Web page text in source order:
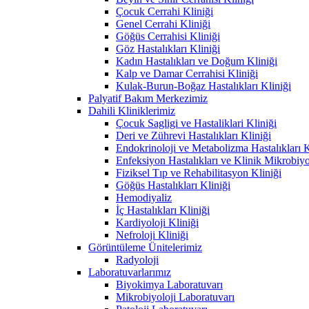
Çocuk Cerrahi Kliniği
Genel Cerrahi Kliniği
Göğüs Cerrahisi Kliniği
Göz Hastalıkları Kliniği
Kadın Hastalıkları ve Doğum Kliniği
Kalp ve Damar Cerrahisi Kliniği
Kulak-Burun-Boğaz Hastalıkları Kliniği
Palyatif Bakım Merkezimiz
Dahili Kliniklerimiz
Çocuk Sagligi ve Hastaliklari Kliniği
Deri ve Zührevi Hastalıkları Kliniği
Endokrinoloji ve Metabolizma Hastalıkları
Enfeksiyon Hastalıkları ve Klinik
Fiziksel Tıp ve Rehabilitasyon Kliniği
Göğüs Hastalıkları Kliniği
Hemodiyaliz
İç Hastalıkları Kliniği
Kardiyoloji Kliniği
Nefroloji Kliniği
Görüntüleme Ünitelerimiz
Radyoloji
Laboratuvarlarımız
Biyokimya Laboratuvarı
Mikrobiyoloji Laboratuvarı